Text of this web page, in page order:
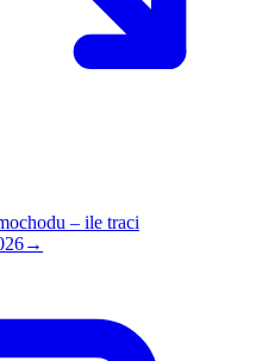
– ile traci
→